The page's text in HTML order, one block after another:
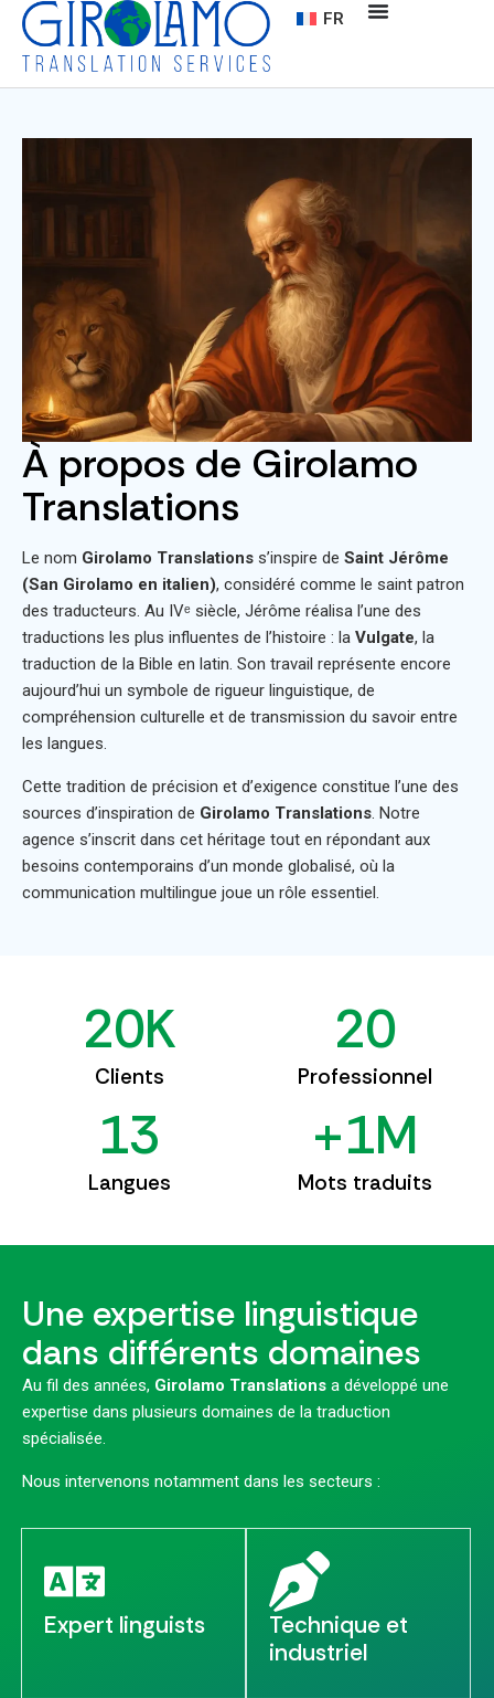
FR
À propos de Girolamo
Translations
Le nom Girolamo Translations s’inspire de Saint Jérôme
(San Girolamo en italien), considéré comme le saint patron
des traducteurs. Au IVᵉ siècle, Jérôme réalisa l’une des
traductions les plus influentes de l’histoire : la Vulgate, la
traduction de la Bible en latin. Son travail représente encore
aujourd’hui un symbole de rigueur linguistique, de
compréhension culturelle et de transmission du savoir entre
les langues.
Cette tradition de précision et d’exigence constitue l’une des
sources d’inspiration de Girolamo Translations. Notre
agence s’inscrit dans cet héritage tout en répondant aux
besoins contemporains d’un monde globalisé, où la
communication multilingue joue un rôle essentiel.
20K
Clients
20
Professionnel
13
Langues
+1M
Mots traduits
Une expertise linguistique
dans différents domaines
Au fil des années, Girolamo Translations a développé une
expertise dans plusieurs domaines de la traduction
spécialisée.
Nous intervenons notamment dans les secteurs :
Expert linguists
Technique et
industriel